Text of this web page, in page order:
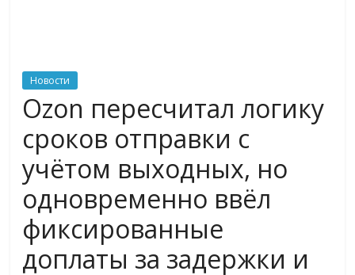
логистике,
технологиях,
соцсетях
Портал
онлайн-
торговле,
Новости
Ozon пересчитал логику
сроков отправки с
учётом выходных, но
одновременно ввёл
фиксированные
доплаты за задержки и